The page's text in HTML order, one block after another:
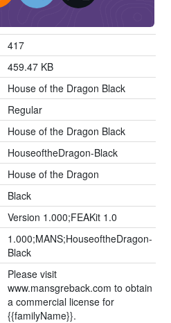
417
459.47 KB
House of the Dragon Black
Regular
House of the Dragon Black
HouseoftheDragon-Black
House of the Dragon
Black
Version 1.000;FEAKit 1.0
1.000;MANS;HouseoftheDragon-
Black
Please visit
www.mansgreback.com to obtain
a commercial license for
{{familyName}}.